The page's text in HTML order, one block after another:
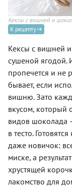
Кексы с вишней и
К рецепту
Кексы с вишней
сушеной ягодой.
пропечется и не
бывает, если
вишню. Зато
вкусом, который
видов шоколада
в тесто.
даже новичок:
миске, а
хрустящей
лакомство для